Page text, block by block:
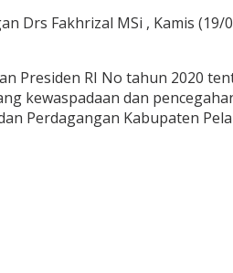
Drs Fakhrizal MSi , Kamis (19/
Presiden RI No tahun 2020
kewaspadaan dan
Perdagangan Kabupaten